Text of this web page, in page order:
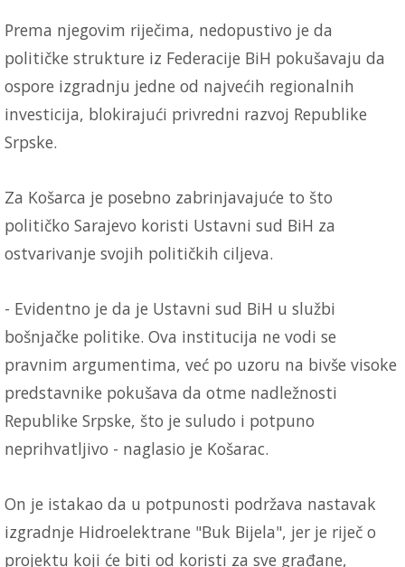
Prema njegovim riječima, nedopustivo je da
političke strukture iz Federacije BiH pokušavaju da
ospore izgradnju jedne od najvećih regionalnih
investicija, blokirajući privredni razvoj Republike
Srpske.
Za Košarca je posebno zabrinjavajuće to što
političko Sarajevo koristi Ustavni sud BiH za
ostvarivanje svojih političkih ciljeva.
- Evidentno je da je Ustavni sud BiH u službi
bošnjačke politike. Ova institucija ne vodi se
pravnim argumentima, već po uzoru na bivše visoke
predstavnike pokušava da otme nadležnosti
Republike Srpske, što je suludo i potpuno
neprihvatljivo - naglasio je Košarac.
On je istakao da u potpunosti podržava nastavak
izgradnje Hidroelektrane "Buk Bijela", jer je riječ o
projektu koji će biti od koristi za sve građane,